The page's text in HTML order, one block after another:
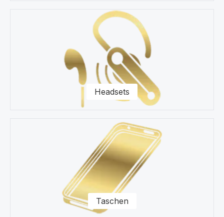
Headsets
Taschen